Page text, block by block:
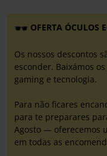
OFERTA ÓCULOS
Os nossos descontos
esconder. Baixámos
gaming e tecnologia.
Para não ficares
para te preparares
Agosto — oferecemos
em todas as